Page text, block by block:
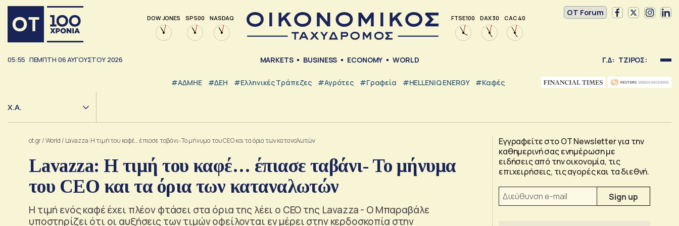
DOW JONES SP 500 NASDAQ FTSE 100 DAX 30 CAC 40
OT Forum
05:55 ΠΕΜΠΤΗ 06ΑΥΓΟΥΣΤΟΥ 2026 MARKETS BUSINESS ECONOMY WORLD Γ.Δ: ΤΖΙΡΟΣ:
#ΑΔΜΗΕ #ΔΕΗ #ελληνικές Τράπεζες #Αγρότες #Γραφεία #HELLENiQ ENERGY #καφές
Χ.Α.
ot.gr/World / Lavazza: Η τιμή του καφέ… έπιασε ταβάνι- Το μήνυμα του CEO και τα όρια των καταναλωτών
Lavazza: Η τιμή του καφέ… έπιασε ταβάνι- Το μήνυμα
του CEO και τα όρια των καταναλωτών
Η τιμή ενός καφέ έχει πλέον φτάσει στα όρια της λέει ο CEO της Lavazza - Ο Μπαραβάλε
υποστηρίζει ότι οι αυξήσεις των τιμών οφείλονται εν μέρει στην κερδοσκοπία στην
Εγγραφείτε στο OT Newsletter για την
καθημερινή σας ενημέρωση με
ειδήσεις από την οικονομία, τις
επιχειρήσεις, τις αγορές και τα διεθνή.